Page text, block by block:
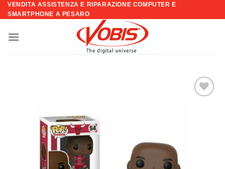
Salta
ai
VENDITA ASSISTENZA E RIPARAZIONE COMPUTER E
SMARTPHONE A PESARO